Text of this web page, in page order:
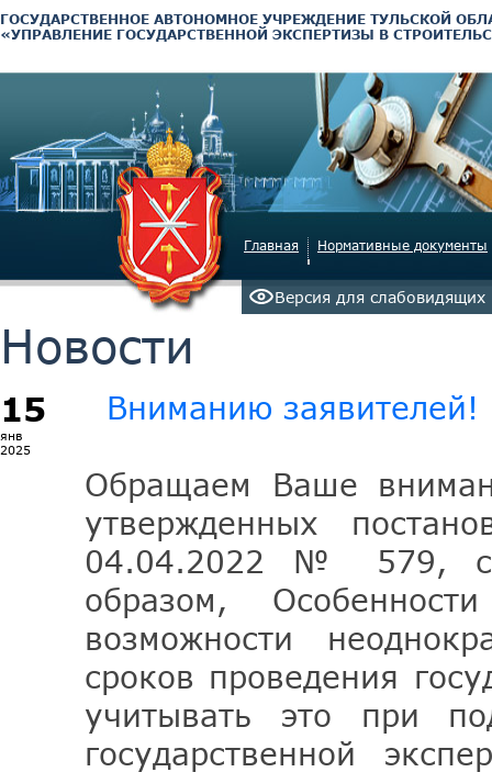
ГОСУДАРСТВЕННОЕ АВТОНОМНОЕ УЧРЕЖДЕНИЕ ТУЛЬСКОЙ
«УПРАВЛЕНИЕ ГОСУДАРСТВЕННОЙ ЭКСПЕРТИЗЫ В
Главная Нормативные документы
Версия для слабовидящих
Новости
15
янв
2025
Вниманию заявителей!
Обращаем Ваше
утвержденных
04.04.2022 № 579, с
образом,
возможности
сроков проведения
учитывать это при
государственной